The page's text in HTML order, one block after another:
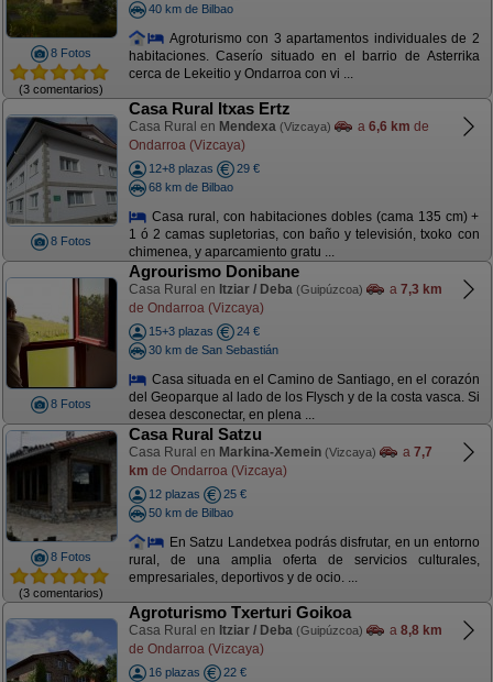
8 Fotos
(3 comentarios)
40 km de Bilbao
Agroturismo con 3 apartamentos individuales de 2
habitaciones. Caserío situado en el barrio de Asterrika
cerca de Lekeitio y Ondarroa con vi ...
8 Fotos
Casa Rural Itxas Ertz
Casa Rural en Mendexa (Vizcaya) a 6,6 km de
Ondarroa (Vizcaya)
12+8 plazas
29 €
68 km de Bilbao
Casa rural, con habitaciones dobles (cama 135 cm) +
1 ó 2 camas supletorias, con baño y televisión, txoko con
chimenea, y aparcamiento gratu ...
8 Fotos
Agrourismo Donibane
Casa Rural en Itziar / Deba (Guipúzcoa) a 7,3 km
de Ondarroa (Vizcaya)
15+3 plazas
24 €
30 km de San Sebastián
Casa situada en el Camino de Santiago, en el corazón
del Geoparque al lado de los Flysch y de la costa vasca. Si
desea desconectar, en plena ...
8 Fotos
(3 comentarios)
Casa Rural Satzu
Casa Rural en Markina-Xemein (Vizcaya) a 7,7
km de Ondarroa (Vizcaya)
12 plazas
25 €
50 km de Bilbao
En Satzu Landetxea podrás disfrutar, en un entorno
rural, de una amplia oferta de servicios culturales,
empresariales, deportivos y de ocio. ...
Agroturismo Txerturi Goikoa
Casa Rural en Itziar / Deba (Guipúzcoa) a 8,8 km
de Ondarroa (Vizcaya)
16 plazas
22 €